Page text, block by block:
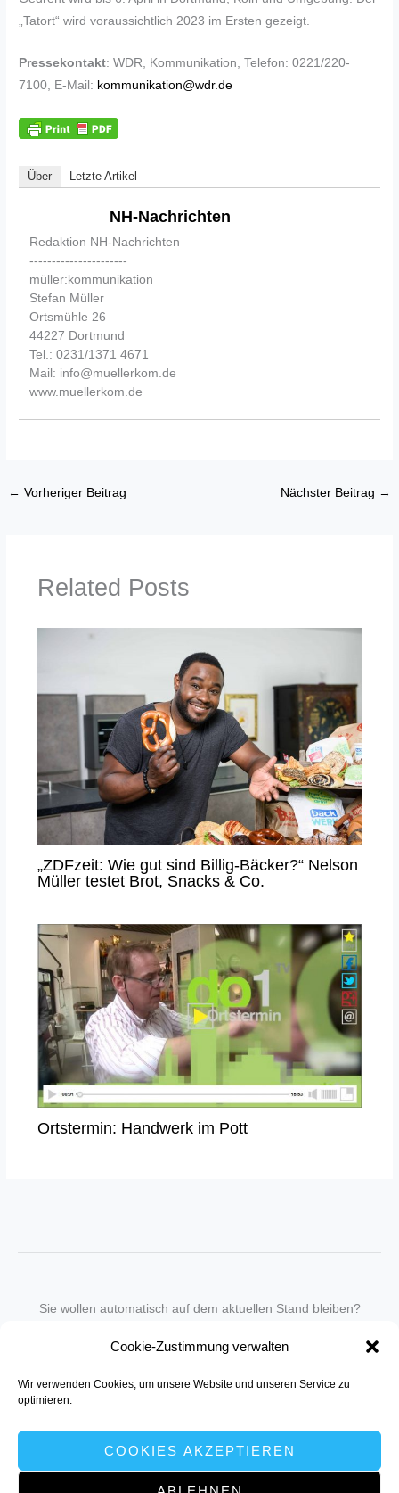
Cookie-Zustimmung verwalten
Wir verwenden Cookies, um unsere Website und unseren Service zu
optimieren.
COOKIES AKZEPTIEREN
„Tatort“ wird voraussichtlich 2023 im Ersten gezeigt.
Pressekontakt: WDR, Kommunikation, Telefon: 0221/220-
7100, E-Mail: kommunikation@wdr.de
Über Letzte Artikel
NH-Nachrichten
Redaktion NH-Nachrichten
----------------------
müller:kommunikation
Stefan Müller
Ortsmühle 26
44227 Dortmund
Tel.: 0231/1371 4671
Mail: info@muellerkom.de
www.muellerkom.de
← Vorheriger Beitrag Nächster Beitrag →
Related Posts
„ZDFzeit: Wie gut sind Billig-Bäcker?“ Nelson
Müller testet Brot, Snacks & Co.
Ortstermin: Handwerk im Pott
Sie wollen automatisch auf dem aktuellen Stand bleiben?
in unseren Newsletter-Service auf.
Senden Sie für ein Angebot einfach eine